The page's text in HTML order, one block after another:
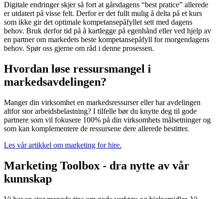
Digitale endringer skjer så fort at gårsdagens “best pratice” allerede
er utdatert på visse felt. Derfor er det fullt mulig å delta på et kurs
som ikke gir det optimale kompetansepåfyllet sett med dagens
behov. Bruk derfor tid på å kartlegge på egenhånd eller ved hjelp av
en partner om markedets beste kompetansepåfyll for morgendagens
behov. Spør oss gjerne om råd i denne prosessen.
Hvordan løse ressursmangel i
markedsavdelingen?
Manger din virksomhet en markedsressurser eller har avdelingen
altfor stor arbeidsbelastning? I tilfelle bør du knytte deg til gode
partnere som vil fokusere 100% på din virksomhets målsetninger og
som kan komplementere de ressursene dere allerede bestitter.
Les vår artikkel om marketing for hire.
Marketing Toolbox - dra nytte av vår
kunnskap